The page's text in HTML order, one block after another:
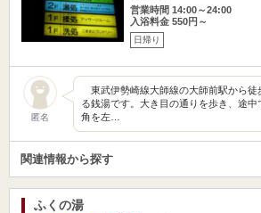
営業時間 14:00～24:00
入浴料金 550円～
日帰り
匿名
東武伊勢崎線大師線の大師前駅から徒
る銭湯です。大き目の通りを歩き、途
角を左…
関連情報から探す
ふくの湯